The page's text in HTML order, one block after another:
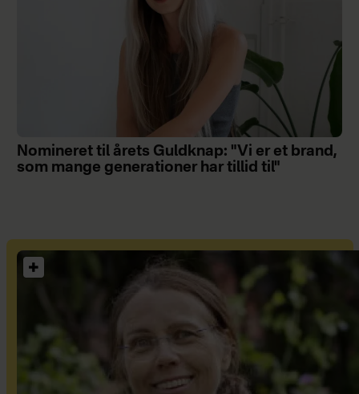
Nomineret til årets Guldknap: "Vi er et brand,
som mange generationer har tillid til"